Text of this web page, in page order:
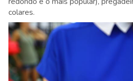
colares.